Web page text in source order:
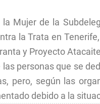
Mujer de la
la Trata en
y Proyecto
personas que se
pero, según las
debido a la